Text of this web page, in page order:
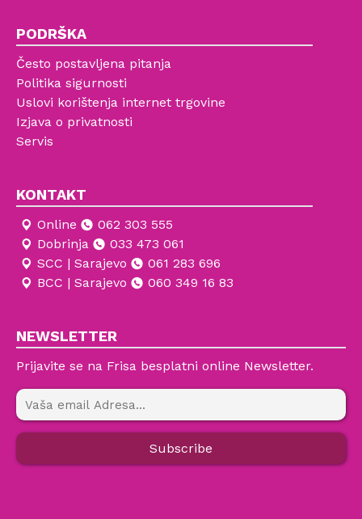
PODRŠKA
Često postavljena pitanja
Politika sigurnosti
Uslovi korištenja internet trgovine
Izjava o privatnosti
Servis
KONTAKT
Online
062 303 555
Dobrinja
033 473 061
SCC | Sarajevo
061 283 696
BCC | Sarajevo
060 349 16 83
NEWSLETTER
Prijavite se na Frisa besplatni online Newsletter.